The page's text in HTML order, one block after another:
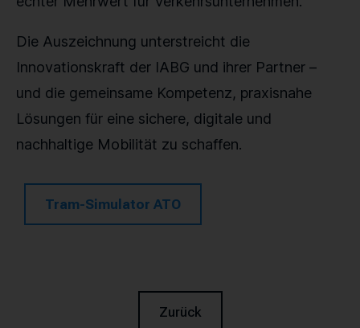
Die Auszeichnung unterstreicht die
Innovationskraft der IABG und ihrer Partner –
und die gemeinsame Kompetenz, praxisnahe
Lösungen für eine sichere, digitale und
nachhaltige Mobilität zu schaffen.
Tram-Simulator ATO
Zurück